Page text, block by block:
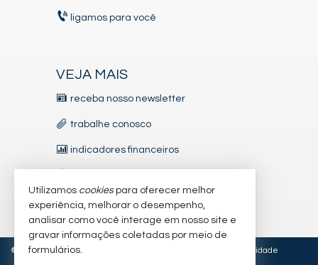
ligamos para você
VEJA MAIS
receba nosso newsletter
trabalhe conosco
indicadores financeiros
mapa de imóveis
© 2026 CRECI/SC 5.827-J • CNAI 27126 Política de Privacidade
Utilizamos cookiespara oferecer melhor
experiência, melhorar o desempenho,
analisar como você interage em nosso site e
gravar informações coletadas por meio de
formulários.